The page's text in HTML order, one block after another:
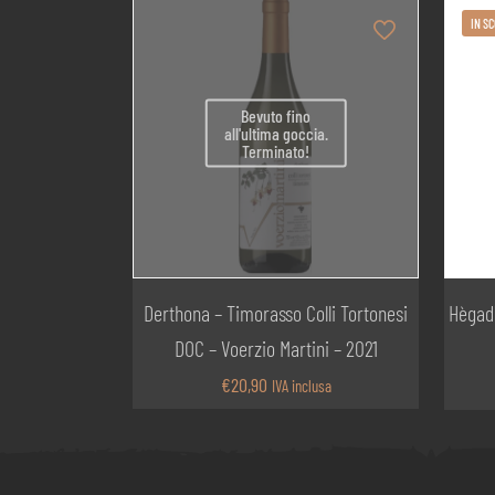
Bevuto fino
all'ultima goccia.
Terminato!
Derthona – Timorasso Colli Tortonesi
DOC – Voerzio Martini – 2021
€20,90 IVA inclusa
IN